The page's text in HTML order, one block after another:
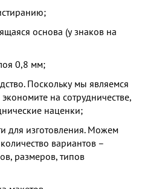
основа (у знаков на
0,8 мм;
Поскольку мы являемся
на сотрудничестве,
наценки;
для изготовления. Можем
вариантов –
размеров, типов